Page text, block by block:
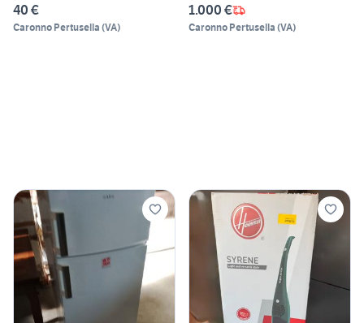
40 €
Caronno Pertusella (VA)
1.000 €
Caronno Pertusella (VA)